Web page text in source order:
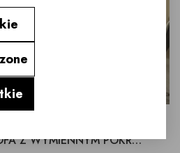
PRAKTYCZNA SOFA, SOFA Z WYMIENNYM POKROWCEM